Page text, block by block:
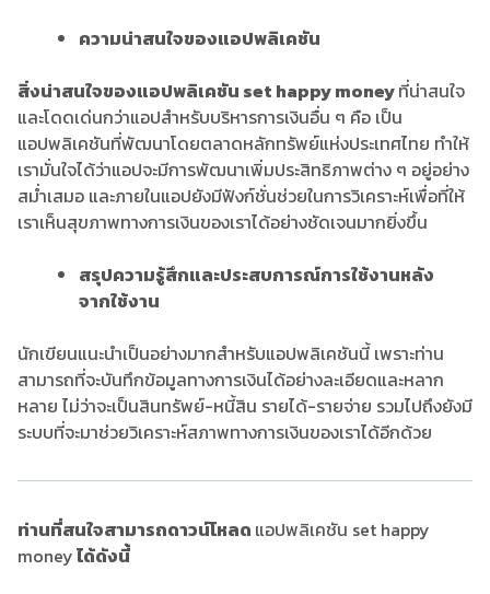
ความน่าสนใจของแอปพลิเคชัน
สิ่งน่าสนใจของแอปพลิเคชัน set happy moneyที่น่าสนใจ
และโดดเด่นกว่าแอปสำหรับบริหารการเงินอื่น ๆ คือ เป็น
แอปพลิเคชันที่พัฒนาโดยตลาดหลักทรัพย์แห่งประเทศไทย ทำให้
เรามั่นใจได้ว่าแอปจะมีการพัฒนาเพิ่มประสิทธิภาพต่าง ๆ อยู่อย่าง
สม่ำเสมอ และภายในแอปยังมีฟังก์ชั่นช่วยในการวิเคราะห์เพื่อที่ให้
เราเห็นสุขภาพทางการเงินของเราได้อย่างชัดเจนมากยิ่งขึ้น
สรุปความรู้สึกและประสบการณ์การใช้งานหลัง
จากใช้งาน
นักเขียนแนะนำเป็นอย่างมากสำหรับแอปพลิเคชันนี้ เพราะท่าน
สามารถที่จะบันทึกข้อมูลทางการเงินได้อย่างละเอียดและหลาก
หลาย ไม่ว่าจะเป็นสินทรัพย์-หนี้สิน รายได้-รายจ่าย รวมไปถึงยังมี
ระบบที่จะมาช่วยวิเคราะห์สภาพทางการเงินของเราได้อีกด้วย
ท่านที่สนใจสามารถดาวน์โหลด แอปพลิเคชัน set happy
moneyได้ดังนี้